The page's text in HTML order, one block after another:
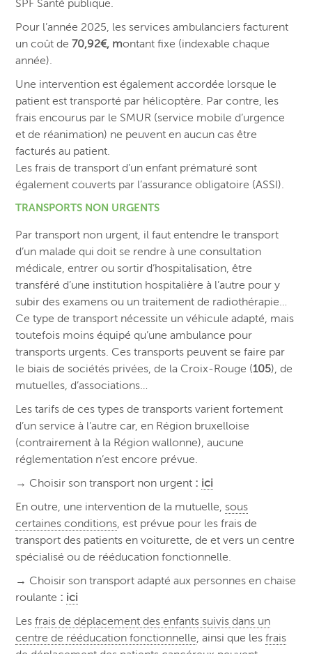
SPF Santé publique.
Pour l’année 2025, les services ambulanciers facturent
un coût de70,92€, montant fixe (indexable chaque
année).
Une intervention est également accordée lorsque le
patient est transporté par hélicoptère. Par contre, les
frais encourus par le SMUR (service mobile d’urgence
et de réanimation) ne peuvent en aucun cas être
facturés au patient.
Les frais de transport d’un enfant prématuré sont
également couverts par l’assurance obligatoire (ASSI).
TRANSPORTS NON URGENTS
Par transport non urgent, il faut entendre le transport
d’un malade qui doit se rendre à une consultation
médicale, entrer ou sortir d’hospitalisation, être
transféré d’une institution hospitalière à l’autre pour y
subir des examens ou un traitement de radiothérapie…
Ce type de transport nécessite un véhicule adapté, mais
toutefois moins équipé qu’une ambulance pour
transports urgents. Ces transports peuvent se faire par
le biais de sociétés privées, de la Croix-Rouge (105), de
mutuelles, d’associations…
Les tarifs de ces types de transports varient fortement
d’un service à l’autre car, en Région bruxelloise
(contrairement à la Région wallonne), aucune
réglementation n’est encore prévue.
→ Choisir son transport non urgent : ici
En outre, une intervention de la mutuelle, sous
certaines conditions, est prévue pour les frais de
transport des patients en voiturette, de et vers un centre
spécialisé ou de rééducation fonctionnelle.
→ Choisir son transport adapté aux personnes en chaise
roulante : ici
Lesfrais de déplacement des enfants suivis dans un
centre de rééducation fonctionnelle, ainsi que lesfrais